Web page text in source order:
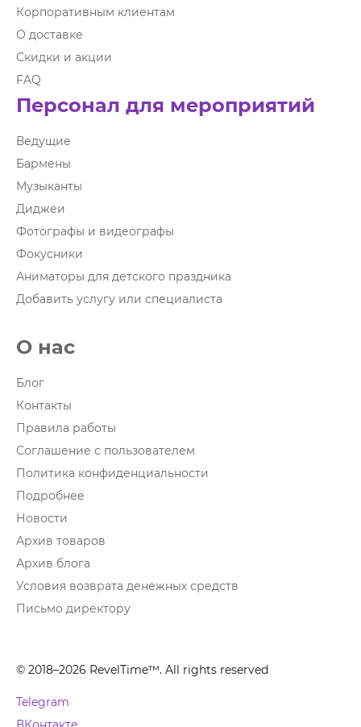
Корпоративным клиентам
О доставке
Скидки и акции
FAQ
Персонал для мероприятий
Ведущие
Бармены
Музыканты
Диджеи
Фотографы и видеографы
Фокусники
Аниматоры для детского праздника
Добавить услугу или специалиста
О нас
Блог
Контакты
Правила работы
Соглашение с пользователем
Политика конфиденциальности
Подробнее
Новости
Архив товаров
Архив блога
Условия возврата денежных средств
Письмо директору
© 2018–2026 RevelTime™. All rights reserved
Telegram